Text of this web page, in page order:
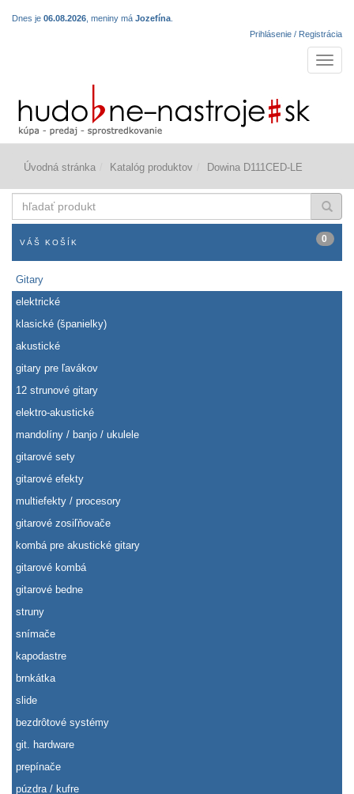
Dnes je 06.08.2026 , meniny má Jozefína
Prihlásenie / Registrácia
Úvodná stránka Katalóg produktov Dowina D111CED-LE
produkt
VÁŠ KOŠÍK 0
Gitary
elektrické
klasické (španielky)
akustické
gitary pre ľavákov
12 strunové gitary
elektro-akustické
mandolíny / banjo / ukulele
gitarové sety
gitarové efekty
multiefekty / procesory
gitarové zosiľňovače
kombá pre akustické gitary
gitarové kombá
gitarové bedne
struny
snímače
kapodastre
brnkátka
slide
bezdrôtové systémy
git. hardware
prepínače
púzdra / kufre